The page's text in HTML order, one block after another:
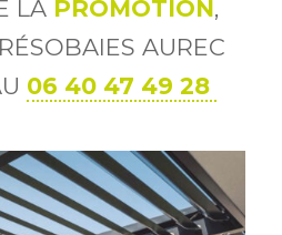
LA PROMOTION,
AUREC
06 40 47 49 28